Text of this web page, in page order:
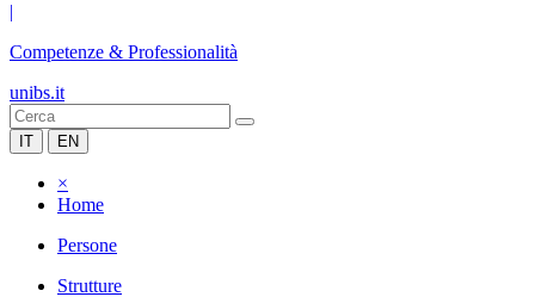
|
Competenze & Professionalità
unibs.it
IT EN
×
Home
Persone
Strutture